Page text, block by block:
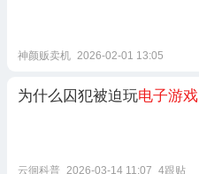
神颜贩卖机 2026-02-01 13:05
为什么囚犯被迫玩电子游戏
云徊科普 2026-03-14 11:07 4跟贴